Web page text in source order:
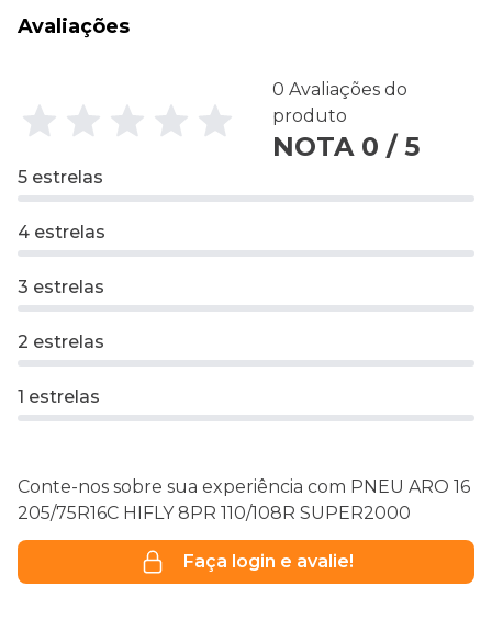
Avaliações
0 Avaliações do
produto
NOTA 0 / 5
5 estrelas
4 estrelas
3 estrelas
2 estrelas
1 estrelas
Conte-nos sobre sua experiência com PNEU ARO 16
205/75R16C HIFLY 8PR 110/108R SUPER2000
Faça login e avalie!